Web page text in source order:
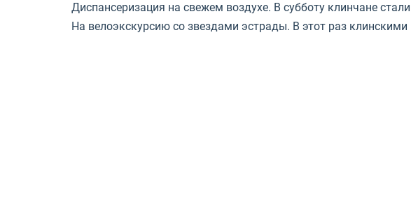
Диспансеризация на свежем воздухе. В субботу клинчане
На велоэкскурсию со звездами эстрады. В этот раз